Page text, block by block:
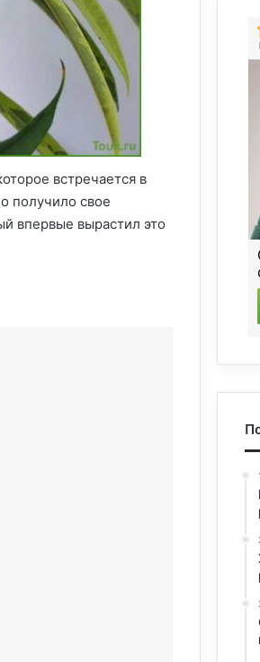
встречается в
получило свое
впервые вырастил это